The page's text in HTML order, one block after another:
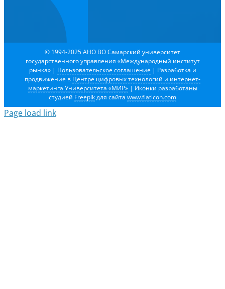
© 1994-2025 АНО ВО Самарский университет
государственного управления «Международный институт
рынка» | Пользовательское соглашение | Разработка и
продвижение в Центре цифровых технологий и интернет-
маркетинга Университета «МИР»| Иконки разработаны
студией Freepikдля сайта www.flaticon.com
Page load link